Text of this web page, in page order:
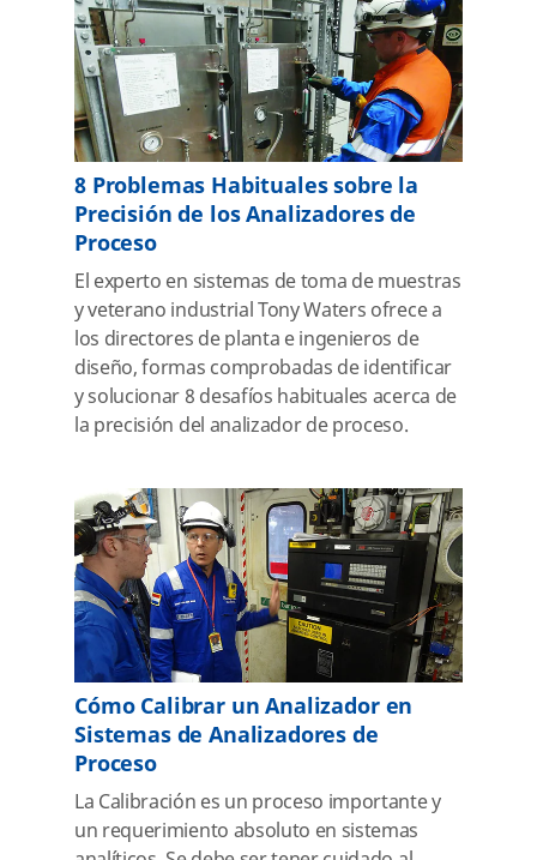
8 Problemas Habituales sobre la
Precisión de los Analizadores de
Proceso
El experto en sistemas de toma de muestras
y veterano industrial Tony Waters ofrece a
los directores de planta e ingenieros de
diseño, formas comprobadas de identificar
y solucionar 8 desafíos habituales acerca de
la precisión del analizador de proceso.
Cómo Calibrar un Analizador en
Sistemas de Analizadores de
Proceso
La Calibración es un proceso importante y
un requerimiento absoluto en sistemas